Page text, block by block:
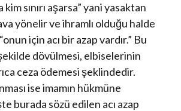
sınırı aşarsa” yani yasaktan
yönelir ve ihramlı olduğu halde
için acı bir azap vardır.” Bu
dövülmesi, elbiselerinin
ceza ödemesi şeklindedir.
ise imamın hükmüne
burada sözü edilen acı azap